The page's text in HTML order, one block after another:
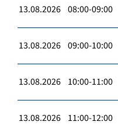
13.08.2026 08:00-09:00
13.08.2026 09:00-10:00
13.08.2026 10:00-11:00
13.08.2026 11:00-12:00